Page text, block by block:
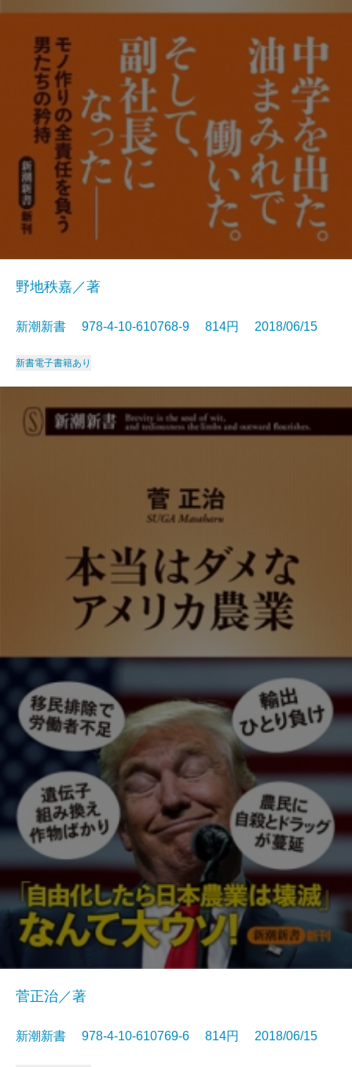
野地秩嘉／著
新潮新書 978-4-10-610768-9 814円 2018/06/15
新書電子書籍あり
菅正治／著
新潮新書 978-4-10-610769-6 814円 2018/06/15